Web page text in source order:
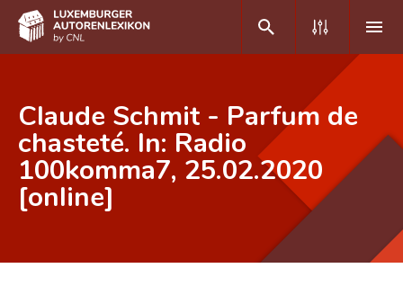
DE FR
Home
Autor(inn)en A-Z
Claude Schmit - Parfum de
chasteté. In: Radio
100komma7, 25.02.2020
[online]